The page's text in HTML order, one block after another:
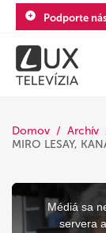
Podporte
Domov Archív
MIRO LESAY,
This
is
modal
Médiá sa
servera